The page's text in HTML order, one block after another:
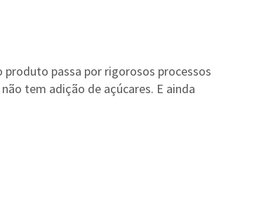
passa por rigorosos processos
tem adição de açúcares. E ainda